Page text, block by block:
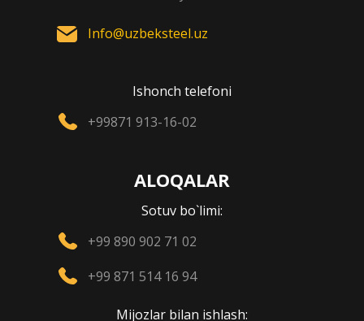
Info@uzbeksteel.uz
Ishonch telefoni
+99871 913-16-02
ALOQALAR
Sotuv bo`limi:
+99 890 902 71 02
+99 871 514 16 94
Mijozlar bilan ishlash: